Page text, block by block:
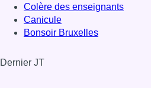
Colère des enseignants
Canicule
Bonsoir Bruxelles
Dernier JT